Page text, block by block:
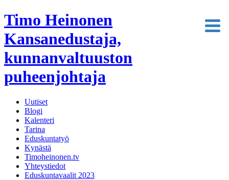
Timo Heinonen
Kansanedustaja,
kunnanvaltuuston
puheenjohtaja
Uutiset
Blogi
Kalenteri
Tarina
Eduskuntatyö
Kynästä
Timoheinonen.tv
Yhteystiedot
Eduskuntavaalit 2023